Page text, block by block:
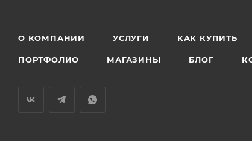
О КОМПАНИИ УСЛУГИ КАК КУПИТЬ
ПОРТФОЛИО МАГАЗИНЫ БЛОГ